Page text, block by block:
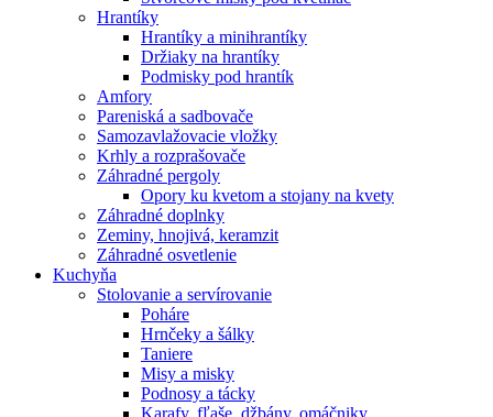
Hrantíky
Hrantíky a minihrantíky
Držiaky na hrantíky
Podmisky pod hrantík
Amfory
Pareniská a sadbovače
Samozavlažovacie vložky
Krhly a rozprašovače
Záhradné pergoly
Opory ku kvetom a stojany na kvety
Záhradné doplnky
Zeminy, hnojivá, keramzit
Záhradné osvetlenie
Kuchyňa
Stolovanie a servírovanie
Poháre
Hrnčeky a šálky
Taniere
Misy a misky
Podnosy a tácky
Karafy, fľaše, džbány, omáčniky